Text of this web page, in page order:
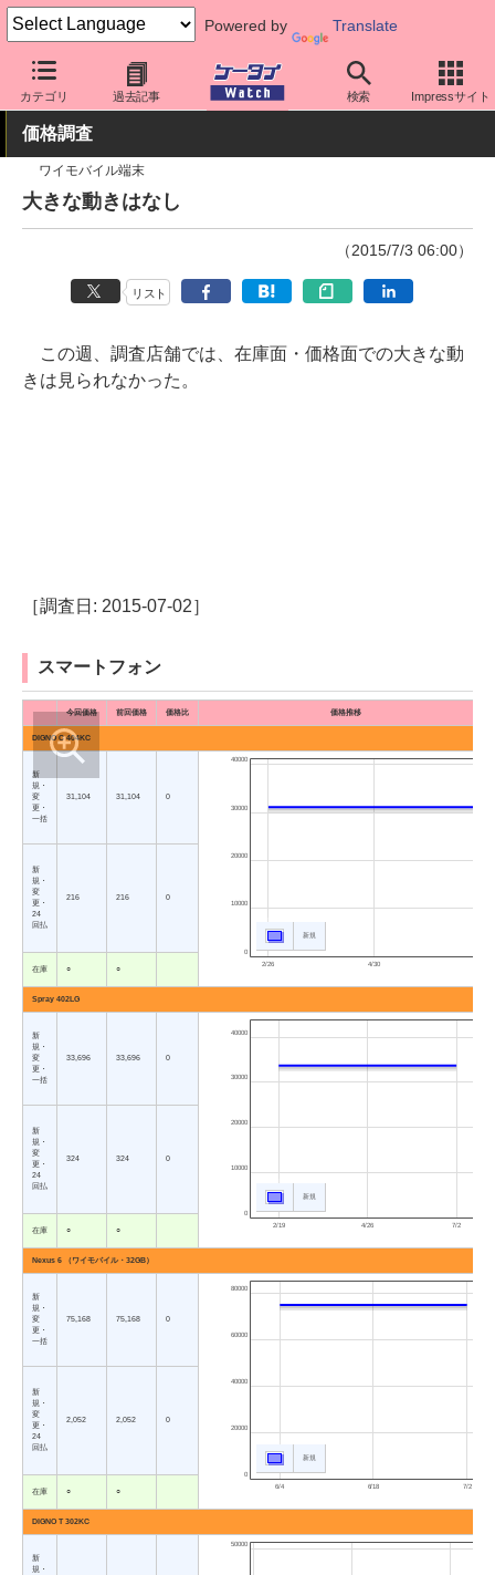
Powered by Translate
カテゴリ 過去記事 検索 Impressサイト
ケータイ Watch 業界動向 調査
価格調査
ワイモバイル端末
大きな動きはなし
（2015/7/3 06:00）
リスト
この週、調査店舗では、在庫面・価格面での大きな動
きは見られなかった。
［調査日: 2015-07-02］
スマートフォン
今回価格 前回価格 価格比 価格推移
DIGNO C 404KC
新
規・
変
更・
一括
31,104 31,104 0
2/26 4/30
0
10000
20000
30000
40000
新規
新
規・
変
更・
24
回払
216 216 0
在庫 ○ ○
Spray 402LG
新
規・
変
更・
一括
33,696 33,696 0
2/19 4/26 7/2
0
10000
20000
30000
40000
新規
新
規・
変
更・
24
回払
324 324 0
在庫 ○ ○
Nexus 6 （ワイモバイル・32GB）
新
規・
変
更・
一括
75,168 75,168 0
6/4 6/18 7/2
0
20000
40000
60000
80000
新規
新
規・
変
更・
24
回払
2,052 2,052 0
在庫 ○ ○
DIGNO T 302KC
新
規・
50000